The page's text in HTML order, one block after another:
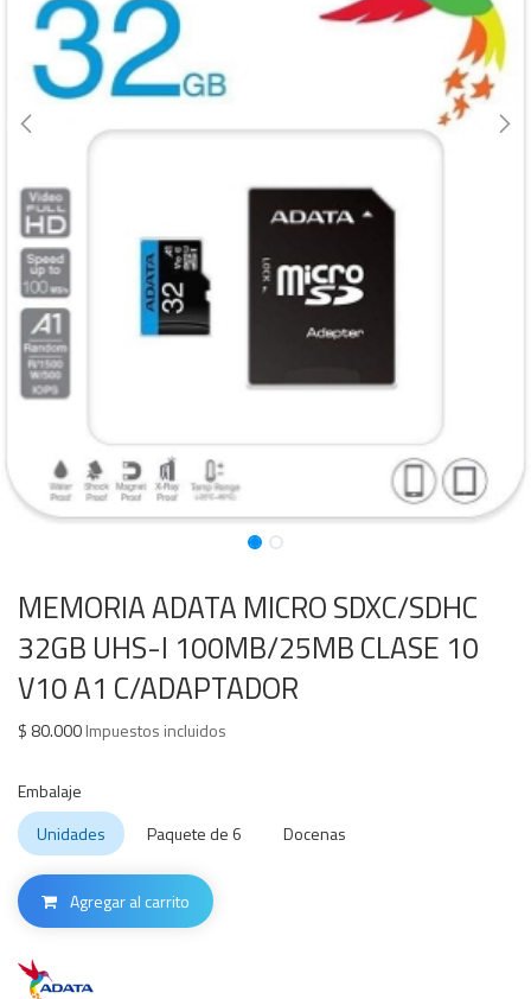
MEMORIA ADATA MICRO SDXC/SDHC
32GB UHS-I 100MB/25MB CLASE 10
V10 A1 C/ADAPTADOR
$ 80.000Impuestos incluidos
Embalaje
Unidades
Paquete de 6 Docenas
Agregar al carrito